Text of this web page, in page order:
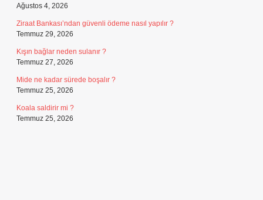
Ağustos 4, 2026
Ziraat Bankası’ndan güvenli ödeme nasıl yapılır ?
Temmuz 29, 2026
Kışın bağlar neden sulanır ?
Temmuz 27, 2026
Mide ne kadar sürede boşalır ?
Temmuz 25, 2026
Koala saldirir mi ?
Temmuz 25, 2026